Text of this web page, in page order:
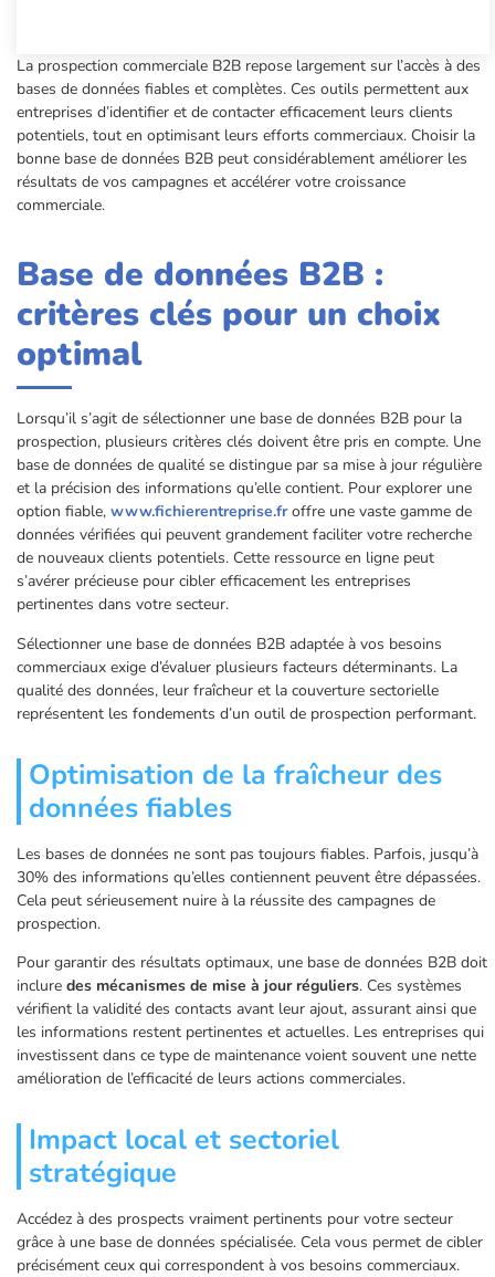
La prospection commerciale B2B repose largement sur l’accès à des
bases de données fiables et complètes. Ces outils permettent aux
entreprises d’identifier et de contacter efficacement leurs clients
potentiels, tout en optimisant leurs efforts commerciaux. Choisir la
bonne base de données B2B peut considérablement améliorer les
résultats de vos campagnes et accélérer votre croissance
commerciale.
Base de données B2B :
critères clés pour un choix
optimal
Lorsqu’il s’agit de sélectionner une base de données B2B pour la
prospection, plusieurs critères clés doivent être pris en compte. Une
base de données de qualité se distingue par sa mise à jour régulière
et la précision des informations qu’elle contient. Pour explorer une
option fiable, www.fichierentreprise.froffre une vaste gamme de
données vérifiées qui peuvent grandement faciliter votre recherche
de nouveaux clients potentiels. Cette ressource en ligne peut
s’avérer précieuse pour cibler efficacement les entreprises
pertinentes dans votre secteur.
Sélectionner une base de données B2B adaptée à vos besoins
commerciaux exige d’évaluer plusieurs facteurs déterminants. La
qualité des données, leur fraîcheur et la couverture sectorielle
représentent les fondements d’un outil de prospection performant.
Optimisation de la fraîcheur des
données fiables
Les bases de données ne sont pas toujours fiables. Parfois, jusqu’à
30% des informations qu’elles contiennent peuvent être dépassées.
Cela peut sérieusement nuire à la réussite des campagnes de
prospection.
Pour garantir des résultats optimaux, une base de données B2B doit
inclure des mécanismes de mise à jour réguliers. Ces systèmes
vérifient la validité des contacts avant leur ajout, assurant ainsi que
les informations restent pertinentes et actuelles. Les entreprises qui
investissent dans ce type de maintenance voient souvent une nette
amélioration de l’efficacité de leurs actions commerciales.
Impact local et sectoriel
stratégique
Accédez à des prospects vraiment pertinents pour votre secteur
grâce à une base de données spécialisée. Cela vous permet de cibler
précisément ceux qui correspondent à vos besoins commerciaux.